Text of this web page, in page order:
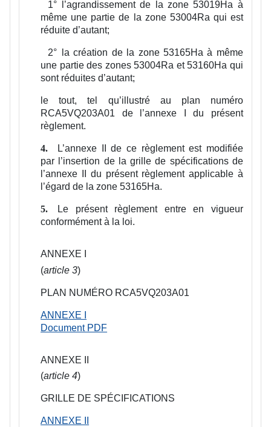
1°
l’agrandissement de la zone 53019Ha à
même une partie de la zone 53004Ra qui est
réduite d’autant;
2°
la création de la zone 53165Ha à même
une partie des zones 53004Ra et 53160Ha qui
sont réduites d’autant;
le tout, tel qu’illustré au plan numéro
RCA5VQ203A01 de l’annexe I du présent
règlement.
4.
L’annexe II de ce règlement est modifiée
par l’insertion de la grille de spécifications de
l’annexe II du présent règlement applicable à
l’égard de la zone 53165Ha.
5.
Le présent règlement entre en vigueur
conformément à la loi.
ANNEXE I
(article 3)
PLAN NUMÉRO RCA5VQ203A01
ANNEXE I
Document PDF
ANNEXE II
(article 4)
GRILLE DE SPÉCIFICATIONS
ANNEXE II